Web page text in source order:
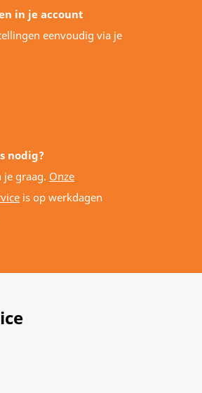
in je account
eenvoudig via je
nodig?
je graag. Onze
is op werkdagen